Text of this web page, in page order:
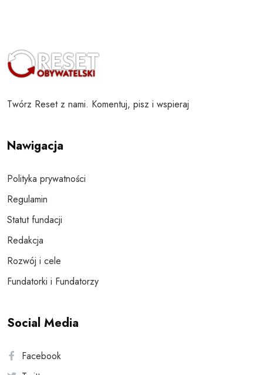
Twórz Reset z nami. Komentuj, pisz i wspieraj
Nawigacja
Polityka prywatności
Regulamin
Statut fundacji
Redakcja
Rozwój i cele
Fundatorki i Fundatorzy
Social Media
Facebook